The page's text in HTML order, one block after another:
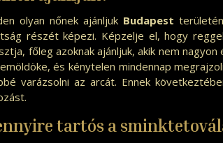
olyan nőnek ajánljuk Budapest
részét képezi. Képzelje el, hogy
főleg azoknak ajánljuk, akik nem
és kénytelen mindennap
varázsolni az arcát. Ennek
tartós a